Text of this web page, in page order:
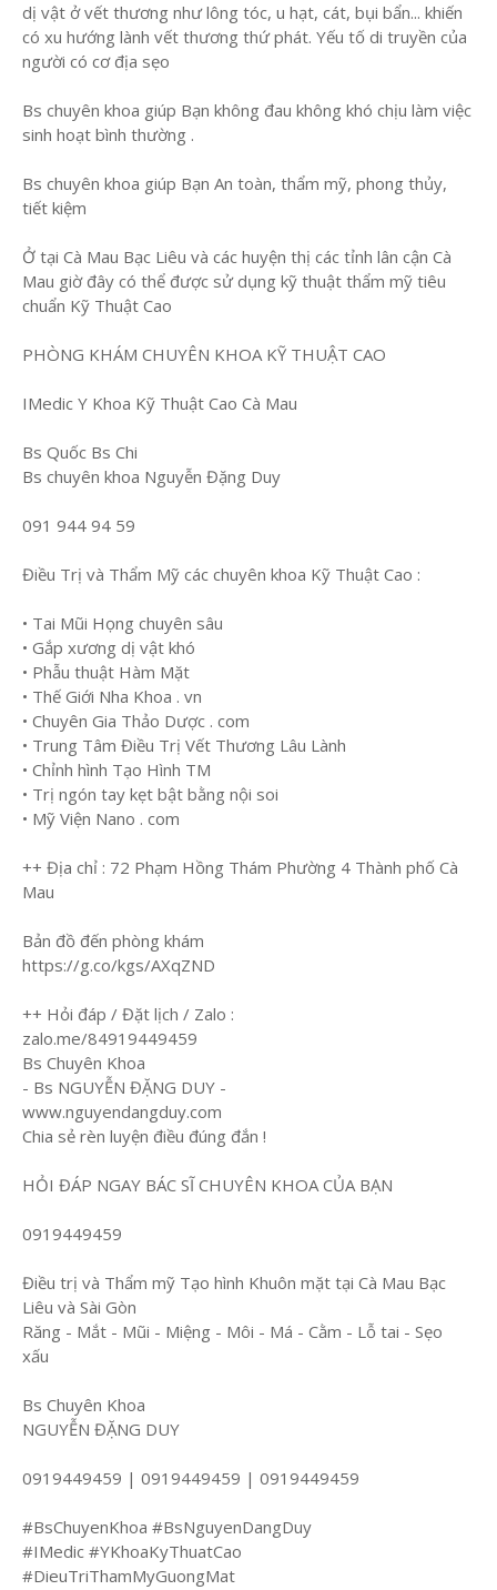
dị vật ở vết thương như lông tóc, u hạt, cát, bụi bẩn... khiến
có xu hướng lành vết thương thứ phát. Yếu tố di truyền của
người có cơ địa sẹo
Bs chuyên khoa giúp Bạn không đau không khó chịu làm việc
sinh hoạt bình thường .
Bs chuyên khoa giúp Bạn An toàn, thẩm mỹ, phong thủy,
tiết kiệm
Ở tại Cà Mau Bạc Liêu và các huyện thị các tỉnh lân cận Cà
Mau giờ đây có thể được sử dụng kỹ thuật thẩm mỹ tiêu
chuẩn Kỹ Thuật Cao
PHÒNG KHÁM CHUYÊN KHOA KỸ THUẬT CAO
IMedic Y Khoa Kỹ Thuật Cao Cà Mau
Bs Quốc Bs Chi
Bs chuyên khoa Nguyễn Đặng Duy
091 944 94 59
Điều Trị và Thẩm Mỹ các chuyên khoa Kỹ Thuật Cao :
• Tai Mũi Họng chuyên sâu
• Gắp xương dị vật khó
• Phẫu thuật Hàm Mặt
• Thế Giới Nha Khoa . vn
• Chuyên Gia Thảo Dược . com
• Trung Tâm Điều Trị Vết Thương Lâu Lành
• Chỉnh hình Tạo Hình TM
• Trị ngón tay kẹt bật bằng nội soi
• Mỹ Viện Nano . com
++ Địa chỉ : 72 Phạm Hồng Thám Phường 4 Thành phố Cà
Mau
Bản đồ đến phòng khám
https://g.co/kgs/AXqZND
++ Hỏi đáp / Đặt lịch / Zalo :
zalo.me/84919449459
Bs Chuyên Khoa
- Bs NGUYỄN ĐẶNG DUY -
www.nguyendangduy.com
Chia sẻ rèn luyện điều đúng đắn !
HỎI ĐÁP NGAY BÁC SĨ CHUYÊN KHOA CỦA BẠN
0919449459
Điều trị và Thẩm mỹ Tạo hình Khuôn mặt tại Cà Mau Bạc
Liêu và Sài Gòn
Răng - Mắt - Mũi - Miệng - Môi - Má - Cằm - Lỗ tai - Sẹo
xấu
Bs Chuyên Khoa
NGUYỄN ĐẶNG DUY
0919449459 | 0919449459 | 0919449459
#BsChuyenKhoa #BsNguyenDangDuy
#IMedic #YKhoaKyThuatCao
#DieuTriThamMyGuongMat